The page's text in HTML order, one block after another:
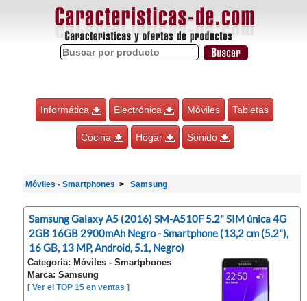
Informática Electrónica Móviles Tabletas
Cocina Hogar Sonido
Móviles - Smartphones Samsung
Samsung Galaxy A5 (2016) SM-A510F 5.2" SIM única 4G
2GB 16GB 2900mAh Negro - Smartphone (13,2 cm (5.2"),
16 GB, 13 MP, Android, 5.1, Negro)
Categoría: Móviles - Smartphones
Marca: Samsung
[ Ver el TOP 15 en ventas ]